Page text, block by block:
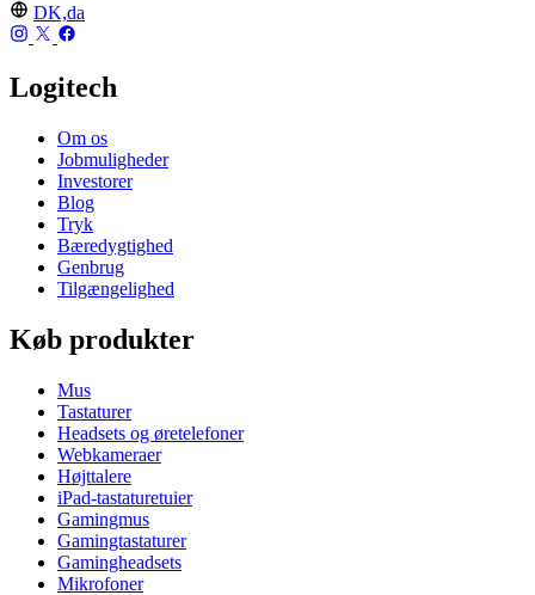
DK,da
Logitech
Om os
Jobmuligheder
Investorer
Blog
Tryk
Bæredygtighed
Genbrug
Tilgængelighed
Køb produkter
Mus
Tastaturer
Headsets og øretelefoner
Webkameraer
Højttalere
iPad-tastaturetuier
Gamingmus
Gamingtastaturer
Gamingheadsets
Mikrofoner